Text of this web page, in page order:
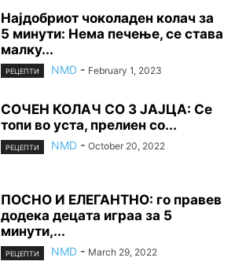
Најдобриот чоколаден колач за
5 минути: Нема печење, се става
малку...
РЕЦЕПТИ NMD - February 1, 2023
СОЧЕН КОЛАЧ СО 3 ЈАЈЦА: Се
топи во уста, прелиен со...
РЕЦЕПТИ NMD - October 20, 2022
ПОСНО И ЕЛЕГАНТНО: го правев
додека децата играа за 5
минути,...
РЕЦЕПТИ NMD - March 29, 2022